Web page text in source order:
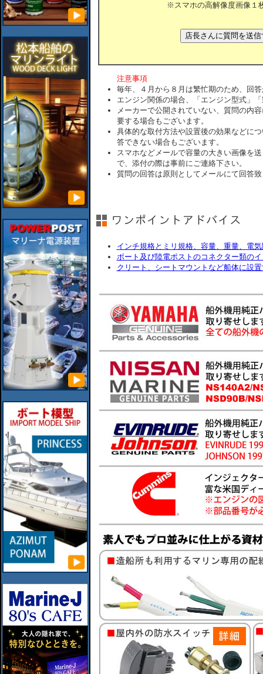
※スマホの高解像度画像１
注意事項
毎年、４月から８月は繁忙期のため、回
エンジン関係の場合、「エンジン型式」
メーカーで公開されていない、質問の内
要する場合もございます。
具体的な取付方法や設置後の効果などに
答できない場合もございます。
スマホなどメールで容量の大きい画像を
で、添付の際は事前にご連絡下さい。
質問の回答は原則としてメールにて回答
インチ規格とミリ規格、容量、重量、電
ボート及び陸電ポストのコネクター類の
クリート、シートマウントなど船体に設